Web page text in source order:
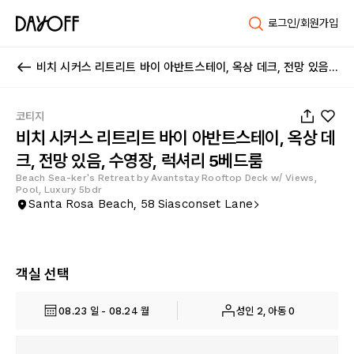
로그인/회원가입
비치 시커스 리트리트 바이 아반트스테이, 옥상 데크, 전망 있음, 수영장, 럭셔리 5베드룸
코티지
비치 시커스 리트리트 바이 아반트스테이, 옥상 데
크, 전망 있음, 수영장, 럭셔리 5베드룸
Beach Sea-ker's Retreat by Avantstay Rooftop Deck w/ Views,
Pool, Luxury 5bdr
Santa Rosa Beach, 58 Siasconset Lane
객실 선택
08.23 일 - 08.24 월 성인 2, 아동 0